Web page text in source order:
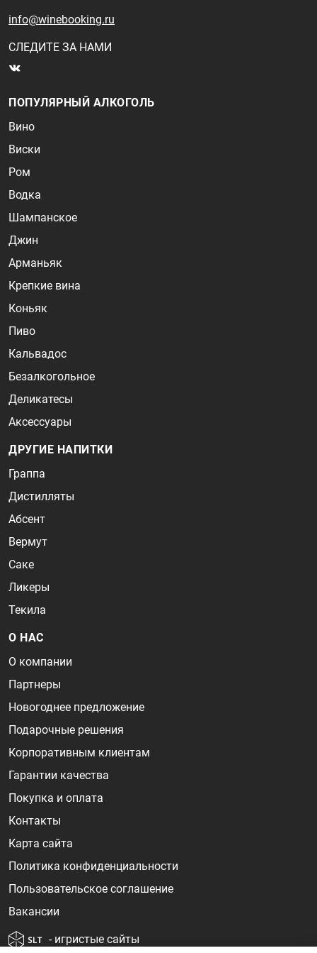
info@winebooking.ru
СЛЕДИТЕ ЗА НАМИ
ПОПУЛЯРНЫЙ АЛКОГОЛЬ
Вино
Виски
Ром
Водка
Шампанское
Джин
Арманьяк
Крепкие вина
Коньяк
Пиво
Кальвадос
Безалкогольное
Деликатесы
Аксессуары
ДРУГИЕ НАПИТКИ
Граппа
Дистилляты
Абсент
Вермут
Саке
Ликеры
Текила
О НАС
О компании
Партнеры
Новогоднее предложение
Подарочные решения
Корпоративным клиентам
Гарантии качества
Покупка и оплата
Контакты
Карта сайта
Политика конфиденциальности
Пользовательское соглашение
Вакансии
- игристые сайты